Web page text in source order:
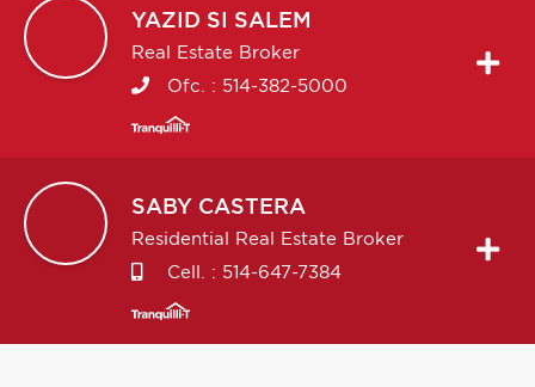
YAZID SI SALEM
Real Estate Broker
Ofc. : 514-382-5000
SABY CASTERA
Residential Real Estate Broker
Cell. : 514-647-7384